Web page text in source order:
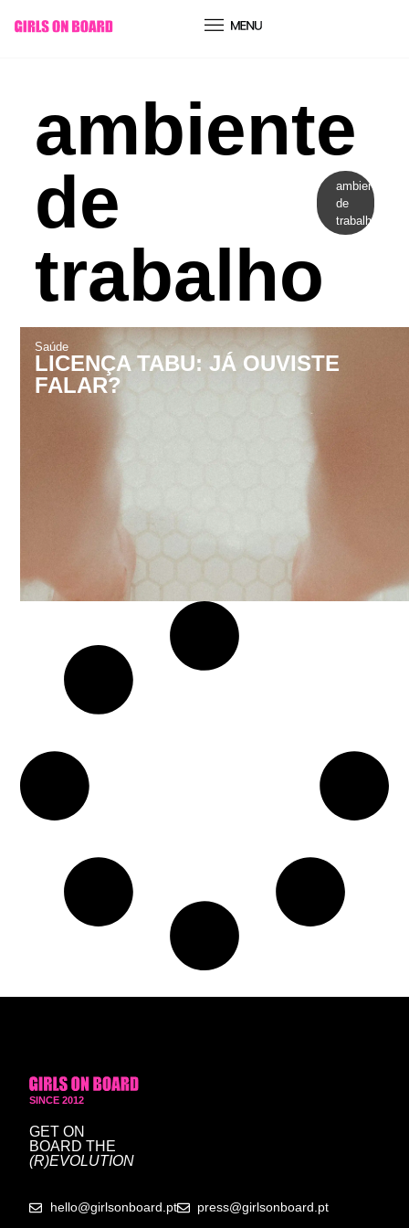
conteúdo
ambiente
de
trabalho
ambiente
de
trabalho
Saúde
LICENÇA TABU: JÁ OUVISTE
FALAR?
SINCE 2012
GET ON
BOARD THE
(R)EVOLUTION
hello@girlsonboard.pt press@girlsonboard.pt